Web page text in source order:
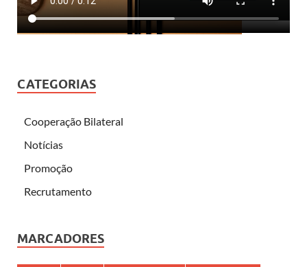
CATEGORIAS
Cooperação Bilateral
Notícias
Promoção
Recrutamento
MARCADORES